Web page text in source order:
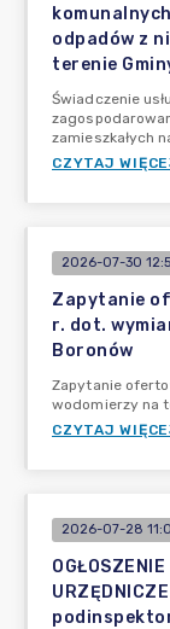
odpadów z
terenie
Świadczenie
zamieszkałych
CZYTAJ
2026-07-30
Zapytanie
r. dot.
Boronów
Zapytanie
wodomierzy na
CZYTAJ
2026-07-28